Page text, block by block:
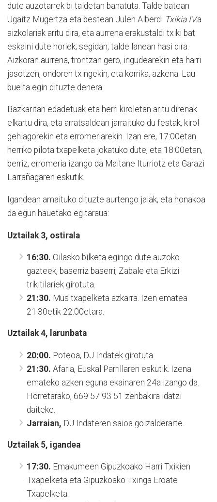
dute auzotarrek bi taldetan banatuta. Talde batean
Ugaitz Mugertza eta bestean Julen Alberdi Txikia IV.a
aizkolariak aritu dira, eta aurrena erakustaldi txiki bat
eskaini dute horiek; segidan, talde lanean hasi dira.
Aizkoran aurrena, trontzan gero, ingudearekin eta harri
jasotzen, ondoren txingekin, eta korrika, azkena. Lau
buelta egin dituzte denera.
Bazkaritan edadetuak eta herri kiroletan aritu direnak
elkartu dira, eta arratsaldean jarraituko du festak, kirol
gehiagorekin eta erromeriarekin. Izan ere, 17:00etan
herriko pilota txapelketa jokatuko dute, eta 18:00etan,
berriz, erromeria izango da Maitane Iturriotz eta Garazi
Larrañagaren eskutik.
Igandean amaituko dituzte aurtengo jaiak, eta honakoa
da egun hauetako egitaraua:
Uztailak 3, ostirala
16:30. Oilasko bilketa egingo dute auzoko
gazteek, baserriz baserri, Zabale eta Erkizi
trikitilariek girotuta.
21:30. Mus txapelketa azkarra. Izen ematea
21:30etik 22:00etara.
Uztailak 4, larunbata
20:00. Poteoa, DJ Indatek girotuta.
21:30. Afaria, Euskal Parrillaren eskutik. Izena
emateko azken eguna ekainaren 24a izango da.
Horretarako, 669 57 93 51 zenbakira idatzi
daiteke.
Jarraian, DJ Indateren saioa goizalderarte.
Uztailak 5, igandea
17:30. Emakumeen Gipuzkoako Harri Txikien
Txapelketa eta Gipuzkoako Txinga Eroate
Txapelketa.